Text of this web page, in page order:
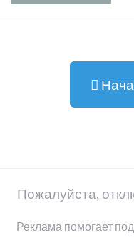
Пожалуйста,